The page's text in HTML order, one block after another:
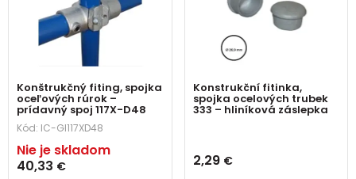
Konštrukčný fiting, spojka
oceľových rúrok –
prídavný spoj 117X-D48
Kód: IC-GI117XD48
Nie je skladom
40,33 €
Konstrukční fitinka,
spojka ocelových trubek
333 – hliníková záslepka
2,29 €